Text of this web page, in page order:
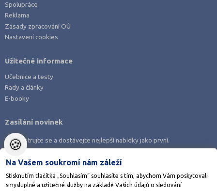
Spolupráce
Reklama
Zásady zpracování OÚ
Nastavení cookies
Užitečné informace
Učebnice a testy
Rady a články
E-booky
Zasílání novinek
Zaregistrujte se a dostávejte nejlepší nabídky jako první.
🍪
Na Vašem soukromí nám záleží
Stisknutím tlačítka „Souhlasím“ souhlasíte s tím, abychom Vám poskytovali
smysluplné a užitečné služby na základě Vašich údajů o sledování